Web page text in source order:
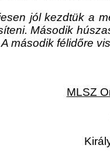
jól kezdtük a
Második
második félidőre
MLSZ